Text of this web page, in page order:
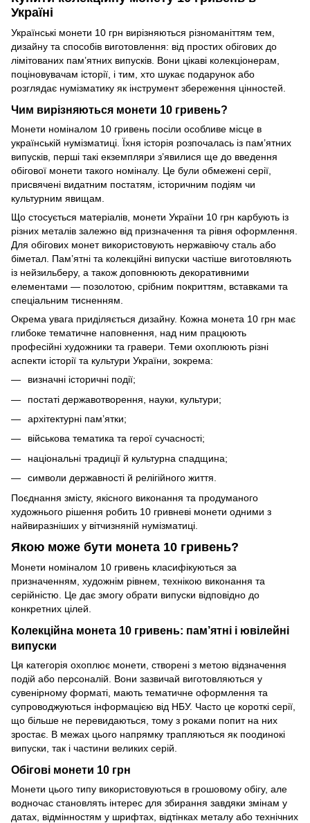
Україні
Українські монети 10 грн вирізняються різноманіттям тем,
дизайну та способів виготовлення: від простих обігових до
лімітованих пам’ятних випусків. Вони цікаві колекціонерам,
поціновувачам історії, і тим, хто шукає подарунок або
розглядає нумізматику як інструмент збереження цінностей.
Чим вирізняються монети 10 гривень?
Монети номіналом 10 гривень посіли особливе місце в
українській нумізматиці. Їхня історія розпочалась із пам’ятних
випусків, перші такі екземпляри з’явилися ще до введення
обігової монети такого номіналу. Це були обмежені серії,
присвячені видатним постатям, історичним подіям чи
культурним явищам.
Що стосується матеріалів, монети України 10 грн карбують із
різних металів залежно від призначення та рівня оформлення.
Для обігових монет використовують нержавіючу сталь або
біметал. Пам’ятні та колекційні випуски частіше виготовляють
із нейзильберу, а також доповнюють декоративними
елементами — позолотою, срібним покриттям, вставками та
спеціальним тисненням.
Окрема увага приділяється дизайну. Кожна монета 10 грн має
глибоке тематичне наповнення, над ним працюють
професійні художники та гравери. Теми охоплюють різні
аспекти історії та культури України, зокрема:
визначні історичні події;
постаті державотворення, науки, культури;
архітектурні пам’ятки;
військова тематика та герої сучасності;
національні традиції й культурна спадщина;
символи державності й релігійного життя.
Поєднання змісту, якісного виконання та продуманого
художнього рішення робить 10 гривневі монети одними з
найвиразніших у вітчизняній нумізматиці.
Якою може бути монета 10 гривень?
Монети номіналом 10 гривень класифікуються за
призначенням, художнім рівнем, технікою виконання та
серійністю. Це дає змогу обрати випуски відповідно до
конкретних цілей.
Колекційна монета 10 гривень: пам’ятні і ювілейні
випуски
Ця категорія охоплює монети, створені з метою відзначення
подій або персоналій. Вони зазвичай виготовляються у
сувенірному форматі, мають тематичне оформлення та
супроводжуються інформацією від НБУ. Часто це короткі серії,
що більше не перевидаються, тому з роками попит на них
зростає. В межах цього напрямку трапляються як поодинокі
випуски, так і частини великих серій.
Обігові монети 10 грн
Монети цього типу використовуються в грошовому обігу, але
водночас становлять інтерес для збирання завдяки змінам у
датах, відмінностям у шрифтах, відтінках металу або технічних